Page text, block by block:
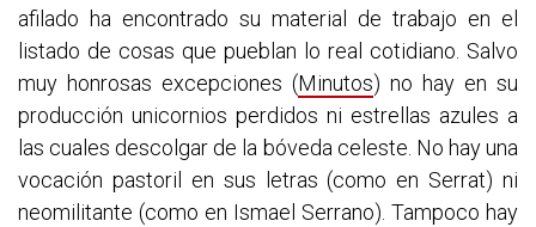
afilado ha encontrado su material de trabajo en el
listado de cosas que pueblan lo real cotidiano. Salvo
muy honrosas excepciones (Minutos) no hay en su
producción unicornios perdidos ni estrellas azules a
las cuales descolgar de la bóveda celeste. No hay una
vocación pastoril en sus letras (como en Serrat) ni
neomilitante (como en Ismael Serrano). Tampoco hay